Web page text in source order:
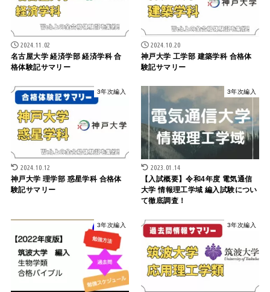
2024.11.02
名古屋大学 経済学部 経済学科 合
格体験記サマリー
2024.10.20
神戸大学 工学部 建築学科 合格体
験記サマリー
3年次編入
2024.10.12
神戸大学 理学部 惑星学科 合格体
験記サマリー
3年次編入
2023.01.14
【入試概要】令和4年度 電気通信
大学 情報理工学域 編入試験につい
て徹底調査！
3年次編入 3年次編入